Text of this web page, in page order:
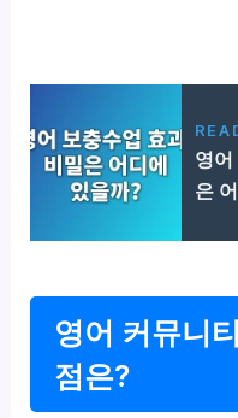
영
은
영어 커뮤니
점은?